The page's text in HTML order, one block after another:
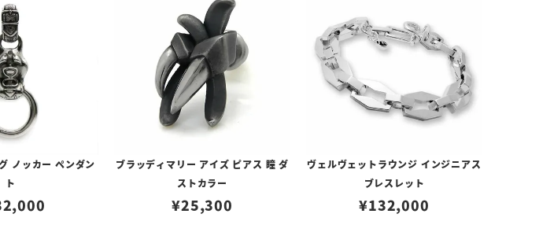
ノッカー ペンダン
ト
ブラッディマリー アイズ ピアス 瞳 ダ
ストカラー
¥25,300
ヴェルヴェットラウンジ インジニアス
ブレスレット
¥132,000